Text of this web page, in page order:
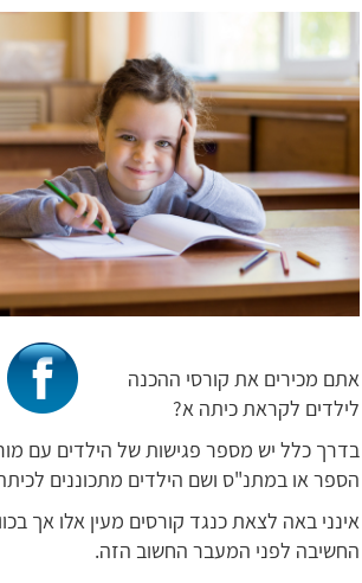
אתם מכירים את קורסי ההכנה
לילדים לקראת כיתה א?
בדרך כלל יש מספר פגישות של הילדים עם
הספר או במתנ"ס ושם הילדים מתכוננים
אינני באה לצאת כנגד קורסים מעין אלו אך
החשיבה לפני המעבר החשוב הזה.